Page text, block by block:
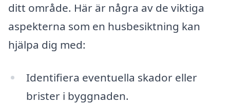
ditt område. Här är några av de viktiga
aspekterna som en husbesiktning kan
hjälpa dig med:
Identifiera eventuella skador eller
brister i byggnaden.